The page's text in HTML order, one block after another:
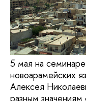
5 мая на
новоарамейских
Алексея
разным значениям